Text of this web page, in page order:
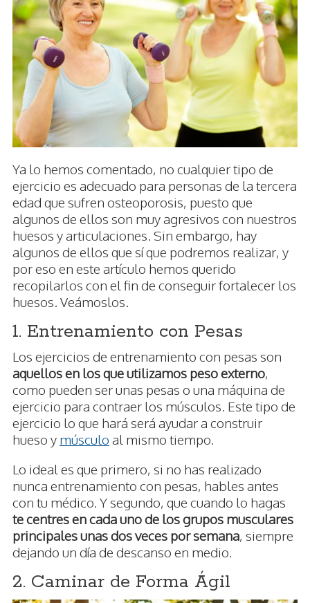
Ya lo hemos comentado, no cualquier tipo de
ejercicio es adecuado para personas de la tercera
edad que sufren osteoporosis, puesto que
algunos de ellos son muy agresivos con nuestros
huesos y articulaciones. Sin embargo, hay
algunos de ellos que sí que podremos realizar, y
por eso en este artículo hemos querido
recopilarlos con el fin de conseguir fortalecer los
huesos. Veámoslos.
1. Entrenamiento con Pesas
Los ejercicios de entrenamiento con pesas son
aquellos en los que utilizamos peso externo,
como pueden ser unas pesas o una máquina de
ejercicio para contraer los músculos. Este tipo de
ejercicio lo que hará será ayudar a construir
hueso y músculo al mismo tiempo.
Lo ideal es que primero, si no has realizado
nunca entrenamiento con pesas, hables antes
con tu médico. Y segundo, que cuando lo hagas
te centres en cada uno de los grupos musculares
principales unas dos veces por semana, siempre
dejando un día de descanso en medio.
2. Caminar de Forma Ágil